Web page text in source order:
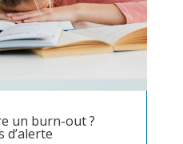
un burn-out ?
d’alerte